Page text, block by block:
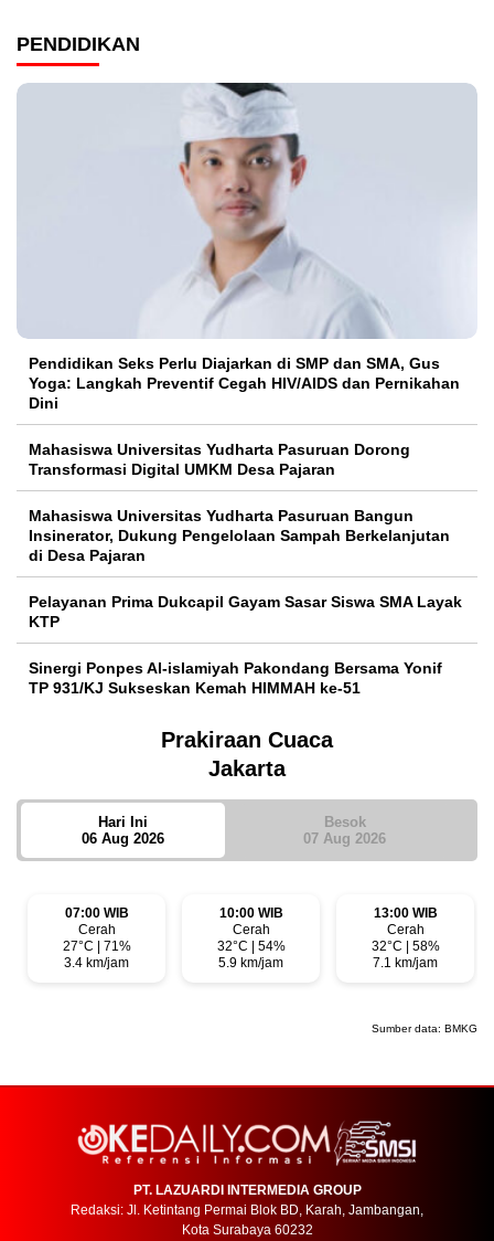
PENDIDIKAN
Pendidikan Seks Perlu Diajarkan di SMP dan SMA, Gus
Yoga: Langkah Preventif Cegah HIV/AIDS dan Pernikahan
Dini
Mahasiswa Universitas Yudharta Pasuruan Dorong
Transformasi Digital UMKM Desa Pajaran
Mahasiswa Universitas Yudharta Pasuruan Bangun
Insinerator, Dukung Pengelolaan Sampah Berkelanjutan
di Desa Pajaran
Pelayanan Prima Dukcapil Gayam Sasar Siswa SMA Layak
KTP
Sinergi Ponpes Al-islamiyah Pakondang Bersama Yonif
TP 931/KJ Sukseskan Kemah HIMMAH ke-51
Prakiraan Cuaca
Jakarta
Hari Ini
06 Aug 2026
Besok
07 Aug 2026
07:00 WIB
Cerah
27°C | 71%
3.4 km/jam
10:00 WIB
Cerah
32°C | 54%
5.9 km/jam
13:00 WIB
Cerah
32°C | 58%
7.1 km/jam
Sumber data: BMKG
PT. LAZUARDI INTERMEDIA GROUP
Redaksi: Jl. Ketintang Permai Blok BD, Karah, Jambangan,
Kota Surabaya 60232